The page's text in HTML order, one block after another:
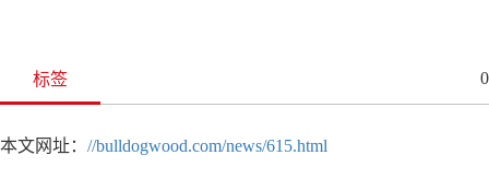
标签 0
本文网址： //bulldogwood.com/news/615.html